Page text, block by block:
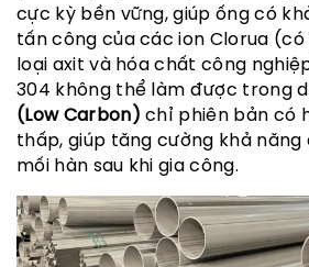
cực kỳ bền vững, giúp ống có
tấn công của các ion Clorua (có
loại axit và hóa chất công
304 không thể làm được trong
(Low Carbon) chỉ phiên bản có
thấp, giúp tăng cường khả
mối hàn sau khi gia công.